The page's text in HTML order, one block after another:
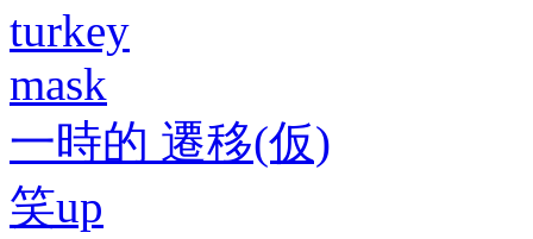
turkey
mask
一時的 遷移(仮)
笑up